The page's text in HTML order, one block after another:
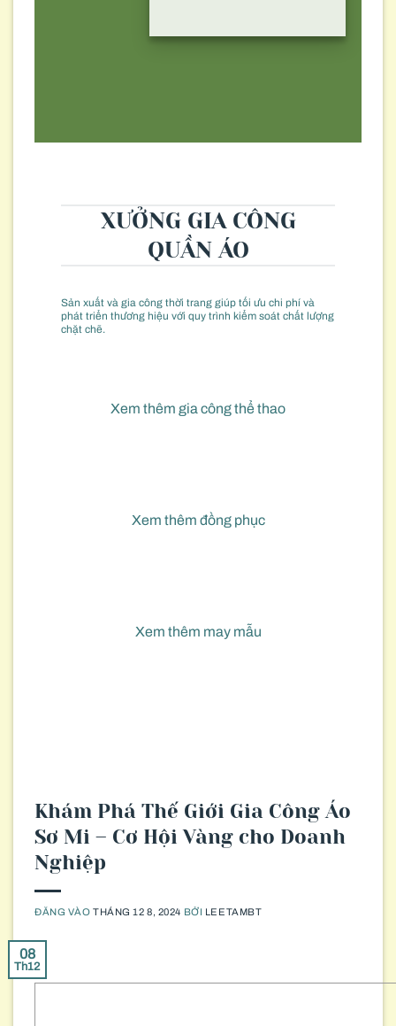
XƯỞNG GIA CÔNG
QUẦN ÁO
Sản xuất và gia công thời trang giúp tối ưu chi phí và
phát triển thương hiệu với quy trình kiểm soát chất lượng
chặt chẽ.
Xem thêm gia công thể thao
Xem thêm đồng phục
Xem thêm may mẫu
Khám Phá Thế Giới Gia Công Áo
Sơ Mi – Cơ Hội Vàng cho Doanh
Nghiệp
ĐĂNG VÀOTHÁNG 12 8, 2024 BỞI LEETAMBT
08
Th12